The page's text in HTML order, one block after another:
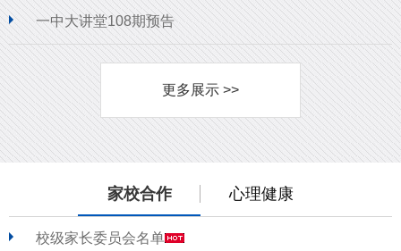
一中大讲堂108期预告
更多展示 >>
家校合作 心理健康
校级家长委员会名单